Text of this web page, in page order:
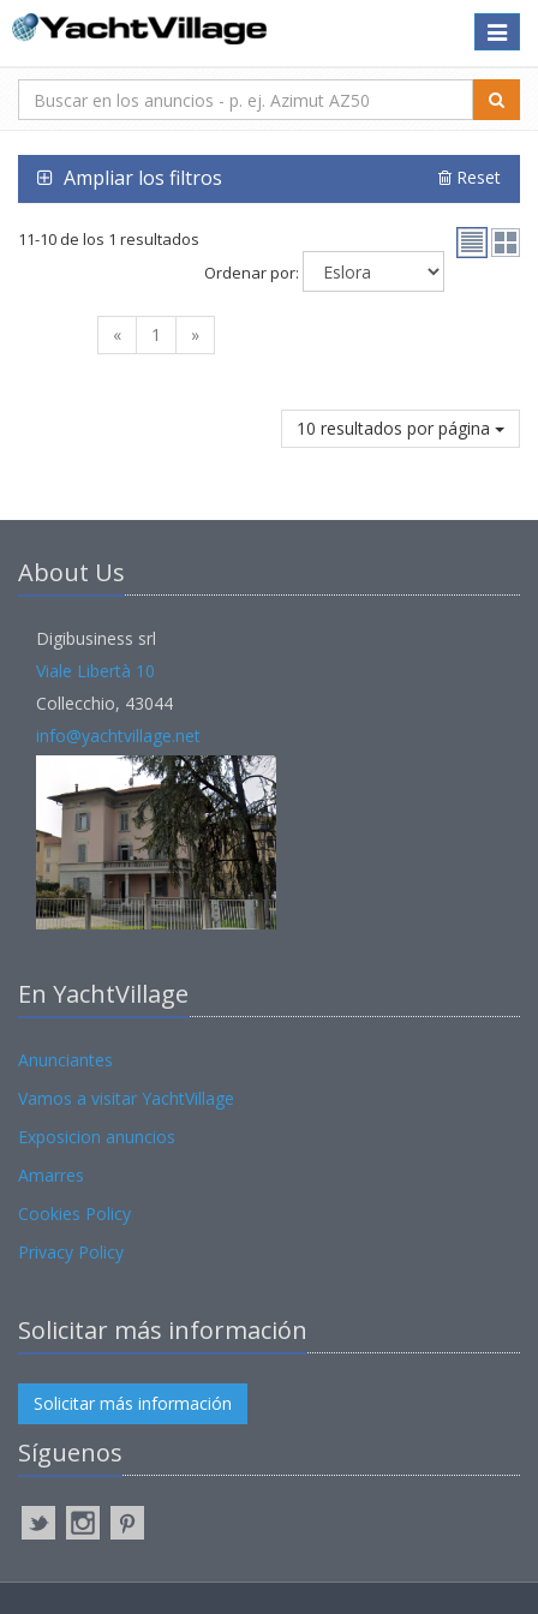
Toggle
Ampliar los filtros Reset
11-10 de los 1 resultados
Ordenar por:
« 1 »
10 resultados por página
About Us
Digibusiness srl
Viale Libertà 10
Collecchio, 43044
info@yachtvillage.net
En YachtVillage
Anunciantes
Vamos a visitar YachtVillage
Exposicion anuncios
Amarres
Cookies Policy
Privacy Policy
Solicitar más información
Solicitar más información
Síguenos